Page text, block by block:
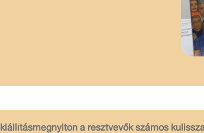
a résztvevők számos